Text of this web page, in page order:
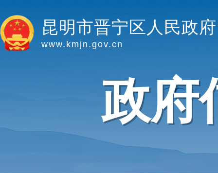
昆明市晋宁区人民政府
www.kmjn.gov.cn
政府